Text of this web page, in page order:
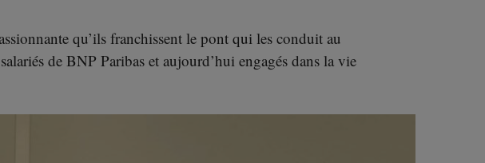
qu’ils franchissent le pont qui les conduit au
de BNP Paribas et aujourd’hui engagés dans la vie